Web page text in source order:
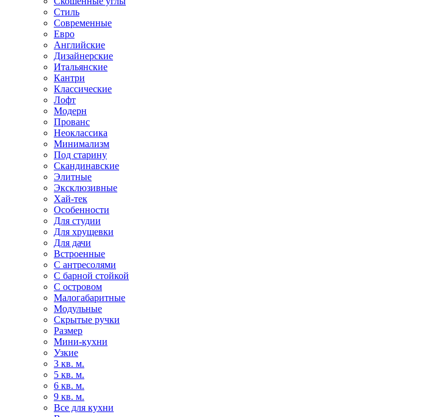
Стиль
Современные
Евро
Английские
Дизайнерские
Итальянские
Кантри
Классические
Лофт
Модерн
Прованс
Неоклассика
Минимализм
Под старину
Скандинавские
Элитные
Эксклюзивные
Хай-тек
Особенности
Для студии
Для хрущевки
Для дачи
Встроенные
С антресолями
С барной стойкой
С островом
Малогабаритные
Модульные
Скрытые ручки
Размер
Мини-кухни
Узкие
3 кв. м.
5 кв. м.
6 кв. м.
9 кв. м.
Все для кухни